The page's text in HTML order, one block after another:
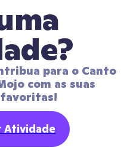
para o Canto
com as suas
Atividade